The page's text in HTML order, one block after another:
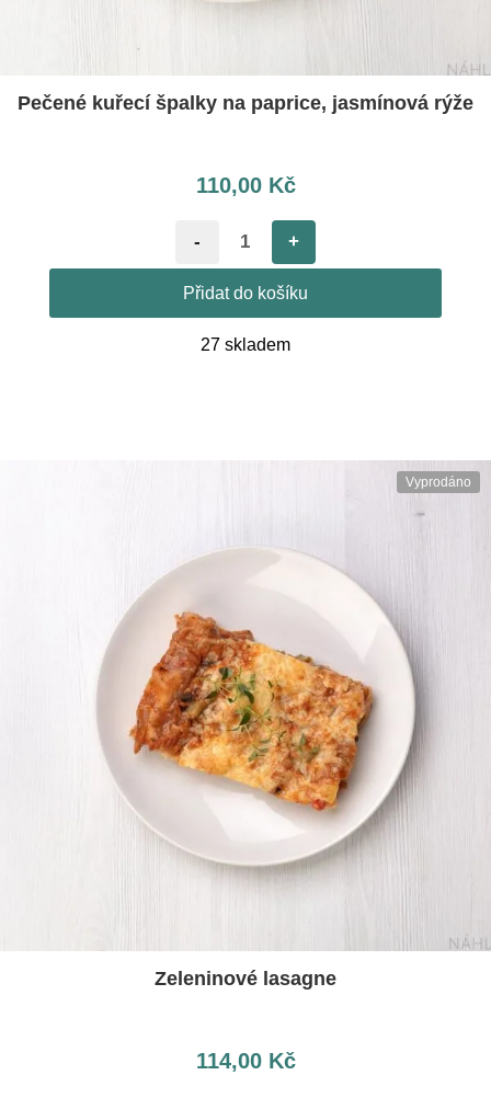
Pečené kuřecí špalky na paprice, jasmínová rýže
110,00 Kč
- +
Přidat do košíku
27 skladem
Vyprodáno
Zeleninové lasagne
114,00 Kč